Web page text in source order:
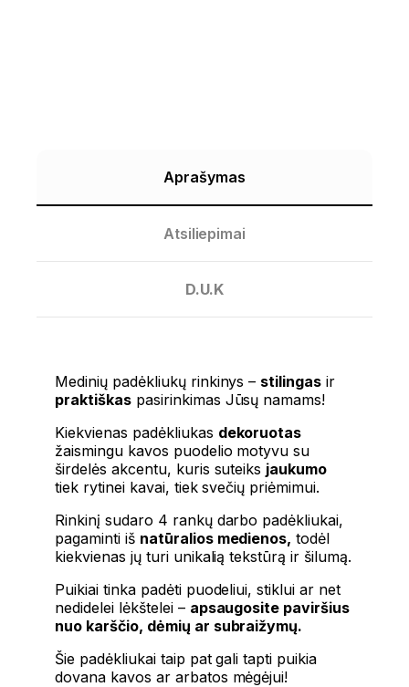
Aprašymas
Atsiliepimai
D.U.K
Medinių padėkliukų rinkinys – stilingas ir
praktiškaspasirinkimas Jūsų namams!
Kiekvienas padėkliukas dekoruotas
žaismingu kavos puodelio motyvu su
širdelės akcentu, kuris suteiks jaukumo
tiek rytinei kavai, tiek svečių priėmimui.
Rinkinį sudaro 4 rankų darbo padėkliukai,
pagaminti iš natūralios medienos, todėl
kiekvienas jų turi unikalią tekstūrą ir šilumą.
Puikiai tinka padėti puodeliui, stiklui ar net
nedidelei lėkštelei – apsaugosite paviršius
nuo karščio, dėmių ar subraižymų.
Šie padėkliukai taip pat gali tapti puikia
dovana kavos ar arbatos mėgėjui!